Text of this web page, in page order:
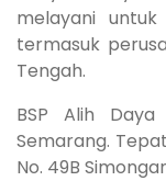
melayani
termasuk
Tengah.
BSP Alih
Semarang.
No. 49B